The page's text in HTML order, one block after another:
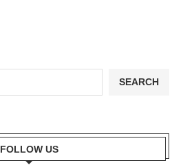
SEARCH
FOLLOW US